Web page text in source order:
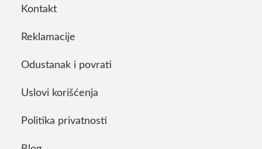
Kontakt
Reklamacije
Odustanak i povrati
Uslovi korišćenja
Politika privatnosti